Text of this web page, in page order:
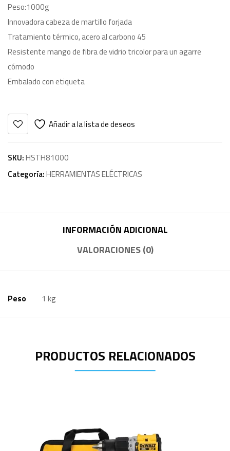
Peso:1000g
Innovadora cabeza de martillo forjada
Tratamiento térmico, acero al carbono 45
Resistente mango de fibra de vidrio tricolor para un agarre
cómodo
Embalado con etiqueta
Añadir a la lista de deseos
SKU:HSTH81000
Categoría:HERRAMIENTAS ELÉCTRICAS
INFORMACIÓN ADICIONAL
VALORACIONES (0)
Peso 1 kg
PRODUCTOS RELACIONADOS